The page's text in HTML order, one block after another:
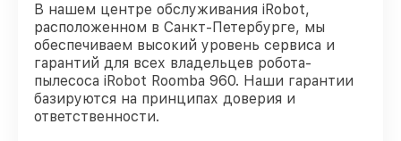
В нашем центре обслуживания iRobot,
расположенном в Санкт-Петербурге, мы
обеспечиваем высокий уровень сервиса и
гарантий для всех владельцев робота-
пылесоса iRobot Roomba 960. Наши гарантии
базируются на принципах доверия и
ответственности.